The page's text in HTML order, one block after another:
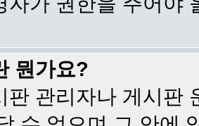
뭔가요?
판 관리자나 게시판